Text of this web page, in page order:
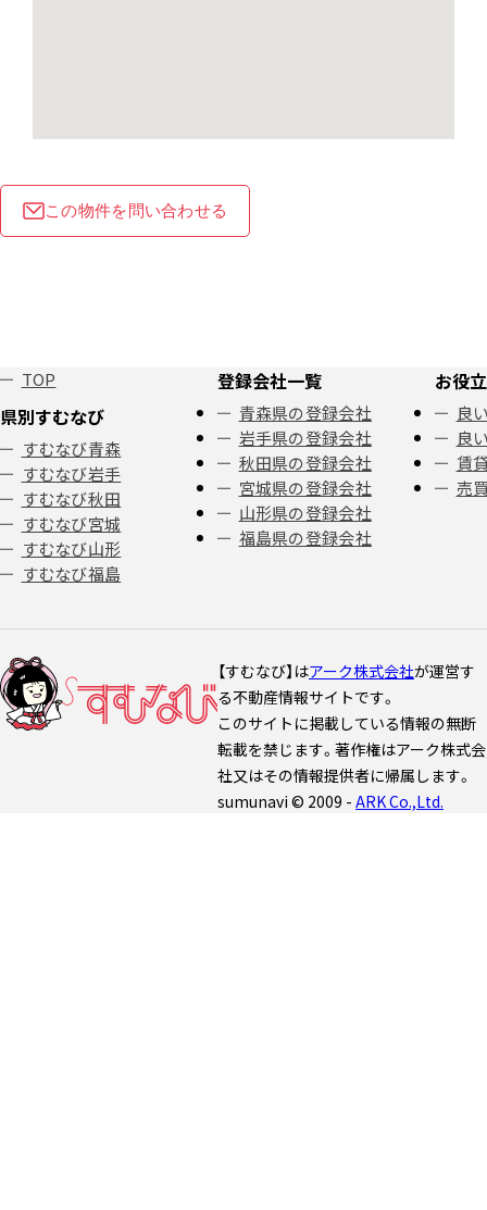
この物件を問い合わせる
TOP
県別すむなび
すむなび青森
すむなび岩手
すむなび秋田
すむなび宮城
すむなび山形
すむなび福島
登録会社一覧
青森県の登録会社
岩手県の登録会社
秋田県の登録会社
宮城県の登録会社
山形県の登録会社
福島県の登録会社
お役
良
良
賃
売
【すむなび】はアーク株式会社が運営す
る不動産情報サイトです。
このサイトに掲載している情報の無断
転載を禁じます。著作権はアーク株式会
社又はその情報提供者に帰属します。
sumunavi © 2009 - ARK Co.,Ltd.